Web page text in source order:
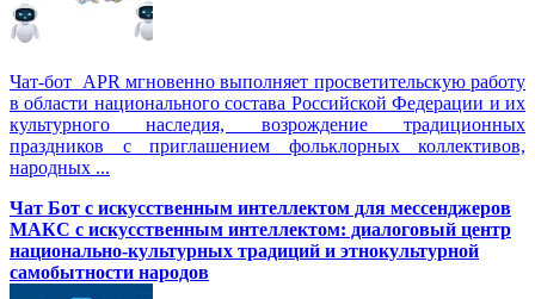
Чат-бот APR мгновенно выполняет просветительскую работу
в области национального состава Российской Федерации и их
культурного наследия, возрождение традиционных
праздников с приглашением фольклорных коллективов,
народных ...
Чат Бот с искусственным интеллектом для мессенджеров
МАКС с искусственным интеллектом: диалоговый центр
национально-культурных традиций и этнокультурной
самобытности народов